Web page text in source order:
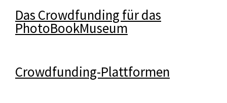
Das Crowdfunding für das
PhotoBookMuseum
Crowdfunding-Plattformen